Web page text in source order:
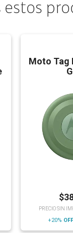
estos
Moto Tag
$
PRECIO SIN
+20% OFF